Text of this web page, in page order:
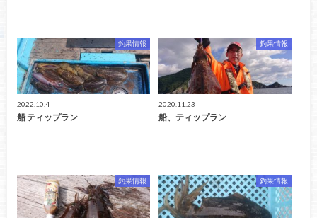
釣果情報
2022.10.4
船 ティップラン
釣果情報
2020.11.23
船、ティップラン
釣果情報 釣果情報